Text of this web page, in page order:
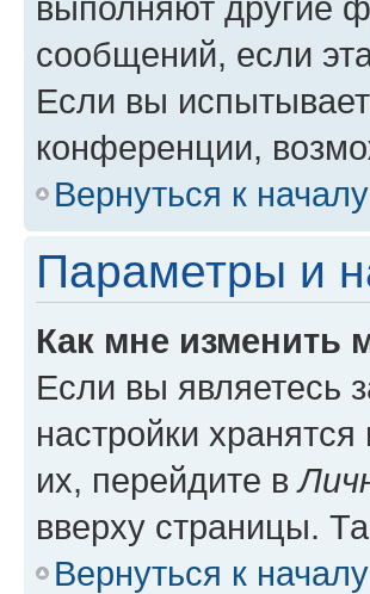
сообщений, если
Если вы
конференции,
Вернуться к началу
Параметры и
Как мне изменить
Если вы являетесь
настройки
их, перейдите в
вверху страницы.
Вернуться к началу